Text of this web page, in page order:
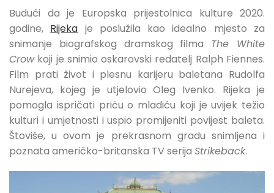
Budući da je Europska prijestolnica kulture 2020.
godine, Rijeka je poslužila kao idealno mjesto za
snimanje biografskog dramskog filma The White
Crowkoji je snimio oskarovski redatelj Ralph Fiennes.
Film prati život i plesnu karijeru baletana Rudolfa
Nurejeva, kojeg je utjelovio Oleg Ivenko. Rijeka je
pomogla ispričati priču o mladiću koji je uvijek težio
kulturi i umjetnosti i uspio promijeniti povijest baleta.
Štoviše, u ovom je prekrasnom gradu snimljena i
poznata američko-britanska TV serija Strikeback.